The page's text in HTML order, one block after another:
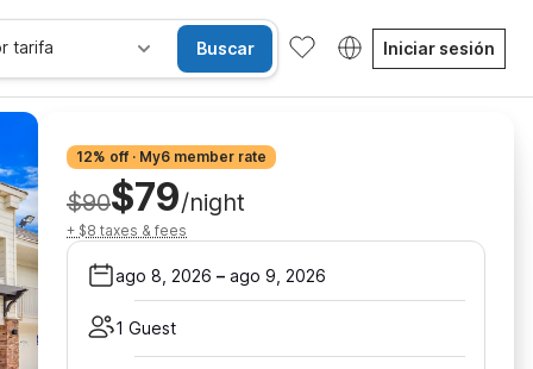
tarifa Buscar Iniciar sesión
12% off · My6 member rate
$90$79/night
+ $8 taxes & fees
ago 8, 2026 – ago 9, 2026
1 Guest